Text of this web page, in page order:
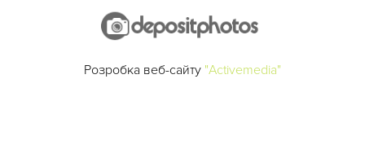
Розробка веб-сайту "Activemedia"